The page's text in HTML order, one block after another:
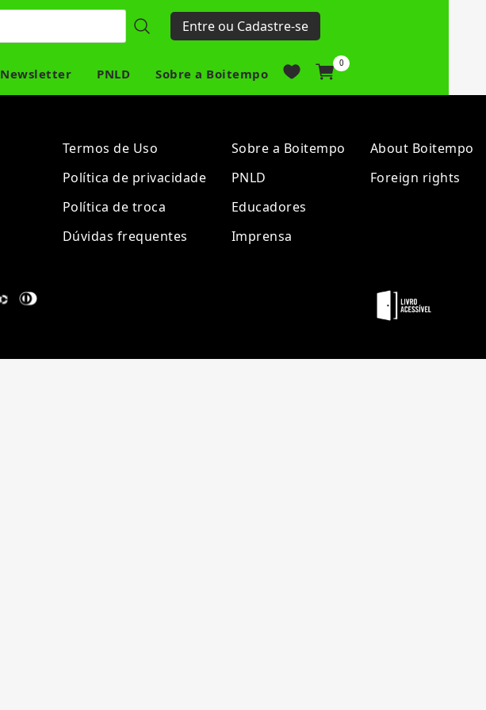
Entre ou Cadastre-se
Newsletter PNLD Sobre a Boitempo
0
Termos de Uso
Política de privacidade
Política de troca
Dúvidas frequentes
Sobre a Boitempo
PNLD
Educadores
Imprensa
About Boitempo
Foreign rights